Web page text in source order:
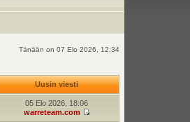
Tänään on 07 Elo 2026, 12:34
Uusin viesti
05 Elo 2026, 18:06
warreteam.com